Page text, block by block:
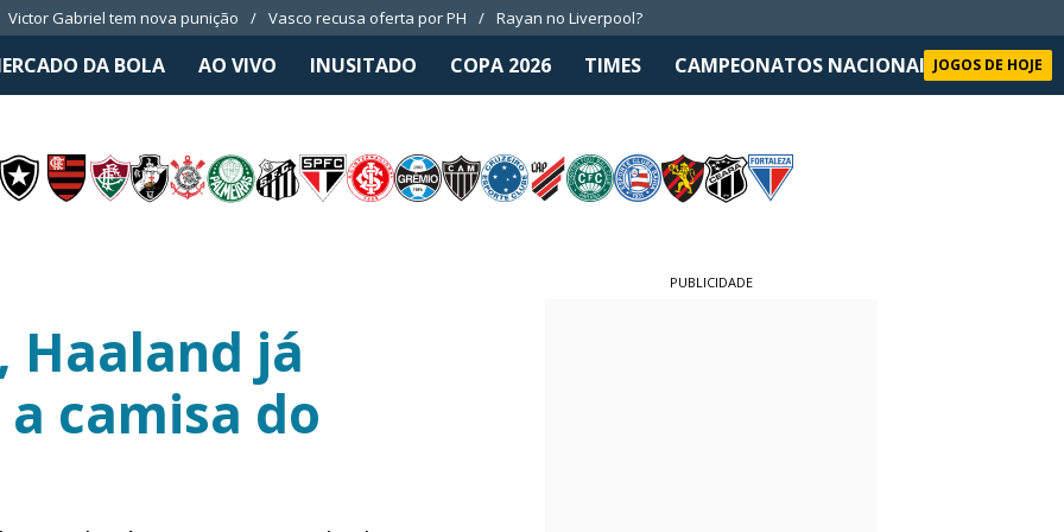
Victor Gabriel tem nova punição Vasco recusa oferta por PH Rayan no Liverpool?
DA BOLA AO VIVO INUSITADO COPA 2026 TIMES CAMPEONATOS NACIONAIS SELEÇÃO
JOGOS DE HOJE
Haaland já
camisa do
PUBLICIDADE